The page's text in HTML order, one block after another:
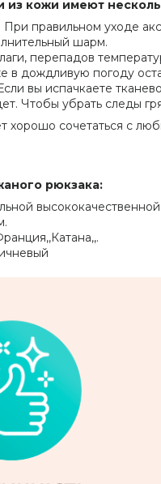
из кожи имеют
правильном уходе
шарм.
перепадов
дождливую погоду
вы испачкаете
Чтобы убрать следы
хорошо сочетаться с
рюкзака: